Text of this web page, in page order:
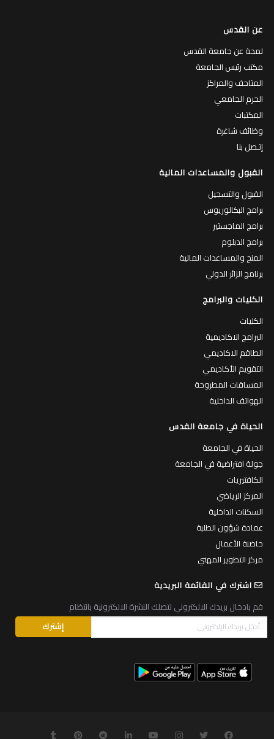
عن القدس
لمحة عن جامعة القدس
مكتب رئيس الجامعة
المتاحف والمراكز
الحرم الجامعي
المكتبات
وظائف شاغرة
إتـصل بنا
القبول والمساعدات المالية
القبول والتسجيل
برامج البكالوريوس
برامج الماجستير
برامج الدبلوم
المنح والمساعدات المالية
برنامج الزائر الدولي
الكليات والبرامج
الكليات
البرامج الاكاديمية
الطاقم الاكاديمي
التقويم الأكاديمي
المساقات المطروحة
الهواتف الداخلية
الحياة في جامعة القدس
الحياة في الجامعة
جولة افتراضية في الجامعة
الكافتيريات
المركز الرياضي
السكنات الداخلية
عمادة شؤون الطلبة
حاضنة الأعمال
مركز التطوير المهني
اشترك في القائمة البريدية
قم بادخال بريدك الالكتروني لتصلك النشرة الالكترونية بانتظام